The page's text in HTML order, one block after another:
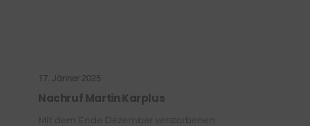
17. Jänner 2025
Nachruf Martin Karplus
Mit dem Ende Dezember verstorbenen